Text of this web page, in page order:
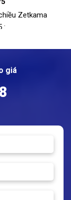
Zetkama
:
đa: PN40
giá